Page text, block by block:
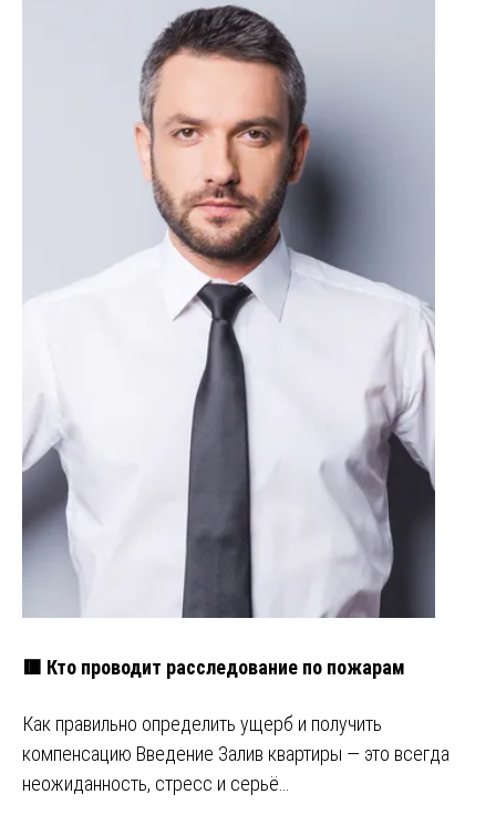
🟥 Кто проводит расследование по пожарам
Как правильно определить ущерб и получить
компенсацию Введение Залив квартиры — это всегда
неожиданность, стресс и серьё…